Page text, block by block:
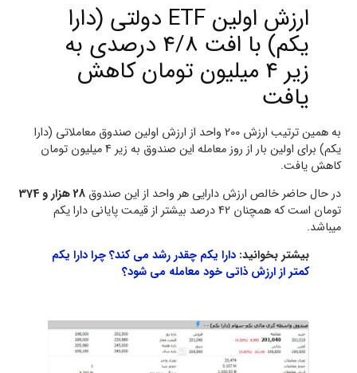
ارزش اولین ETF دولتی (دارا
یکم) با افت 4/8 درصدی به
زیر 4 میلیون تومان کاهش
یافت
به همین ترتیب ارزش 200 واحد از ارزش اولین صندوق معاملاتی (دارا
یکم) برای اولین بار از روز معامله این صندوق به زیر 4 میلیون تومان
کاهش یافت.
در حال حاضر خالص ارزش دارایی هر واحد از این صندوق
تومان است که همچنان 42 درصد بیشتر از قیمت پایانی دارا یکم
میباشد.
بیشتر بخوانید: دارا یکم چقدر رشد می کند؟ چرا دارا یکم
کمتر از ارزش ذاتی خود معامله می شود؟